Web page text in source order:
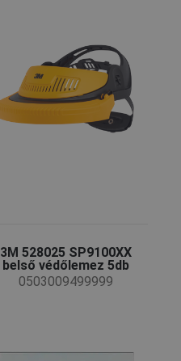
3M 528025 SP9100XX
belső védőlemez 5db
0503009499999